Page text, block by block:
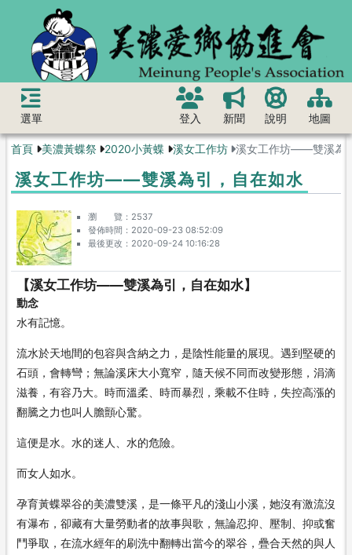
選單 登入 新聞 說明 地圖
首頁 美濃黃蝶祭 2020小黃蝶 溪女工作坊 溪女工作坊——雙溪為
溪女工作坊——雙溪為引，自在如水
瀏 覽
2537
發佈時間
2020-09-23 08:52:09
最後更改
2020-09-24 10:16:28
【溪女工作坊——雙溪為引，自在如水】
動念
水有記憶。
流水於天地間的包容與含納之力，是陰性能量的展現。遇到堅硬的
石頭，會轉彎；無論溪床大小寬窄，隨天候不同而改變形態，涓滴
滋養，有容乃大。時而溫柔、時而暴烈，乘載不住時，失控高漲的
翻騰之力也叫人膽顫心驚。
這便是水。水的迷人、水的危險。
而女人如水。
孕育黃蝶翠谷的美濃雙溪，是一條平凡的淺山小溪，她沒有激流沒
有瀑布，卻藏有大量勞動者的故事與歌，無論忍抑、壓制、抑或奮
鬥爭取，在流水經年的刷洗中翻轉出當今的翠谷，疊合天然的與人